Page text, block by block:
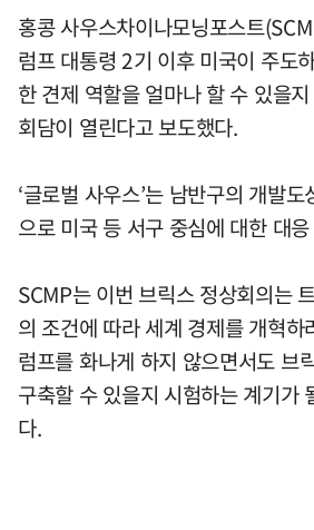
홍콩 사우스차이나모닝포스트
럼프 대통령 2기 이후 미국이 주도
한 견제 역할을 얼마나 할 수 있을
회담이 열린다고 보도했다.
‘글로벌 사우스’는 남반구의 개발
으로 미국 등 서구 중심에 대한 대
SCMP는 이번 브릭스 정상회의는
의 조건에 따라 세계 경제를 개혁하
럼프를 화나게 하지 않으면서도 브
구축할 수 있을지 시험하는 계기가
다.